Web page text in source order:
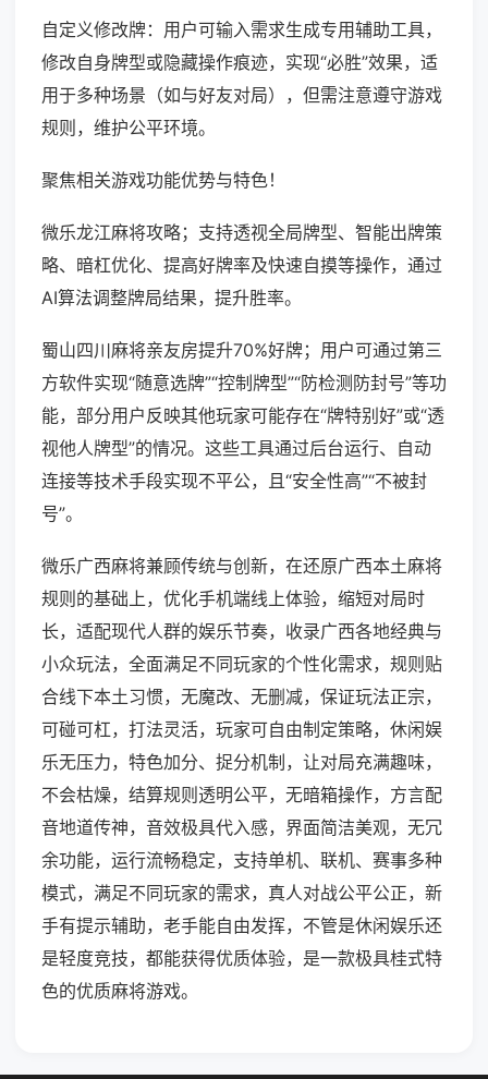
自定义修改牌：用户可输入需求生成专用辅助工具，
修改自身牌型或隐藏操作痕迹，实现“必胜”效果，适
用于多种场景（如与好友对局），但需注意遵守游戏
规则，维护公平环境。
聚焦相关游戏功能优势与特色！
微乐龙江麻将攻略；支持透视全局牌型、智能出牌策
略、暗杠优化、提高好牌率及快速自摸等操作，通过
AI算法调整牌局结果，提升胜率。
蜀山四川麻将亲友房提升70%好牌；用户可通过第三
方软件实现“随意选牌”“控制牌型”“防检测防封号”等功
能，部分用户反映其他玩家可能存在“牌特别好”或“透
视他人牌型”的情况。这些工具通过后台运行、自动
连接等技术手段实现不平公，且“安全性高”“不被封
号”。
微乐广西麻将兼顾传统与创新，在还原广西本土麻将
规则的基础上，优化手机端线上体验，缩短对局时
长，适配现代人群的娱乐节奏，收录广西各地经典与
小众玩法，全面满足不同玩家的个性化需求，规则贴
合线下本土习惯，无魔改、无删减，保证玩法正宗，
可碰可杠，打法灵活，玩家可自由制定策略，休闲娱
乐无压力，特色加分、捉分机制，让对局充满趣味，
不会枯燥，结算规则透明公平，无暗箱操作，方言配
音地道传神，音效极具代入感，界面简洁美观，无冗
余功能，运行流畅稳定，支持单机、联机、赛事多种
模式，满足不同玩家的需求，真人对战公平公正，新
手有提示辅助，老手能自由发挥，不管是休闲娱乐还
是轻度竞技，都能获得优质体验，是一款极具桂式特
色的优质麻将游戏。